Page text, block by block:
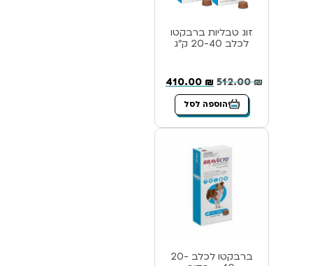
זוג טבליות ברבקטו
לכלב 20-40 ק”ג
512.00₪
410.00 ₪
הוספה לסל
ברבקטו לכלב 20-